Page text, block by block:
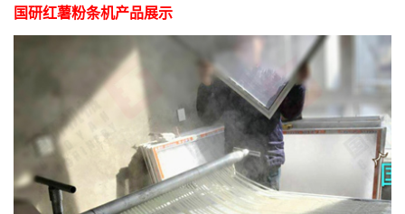
国研红薯粉条机产品展示